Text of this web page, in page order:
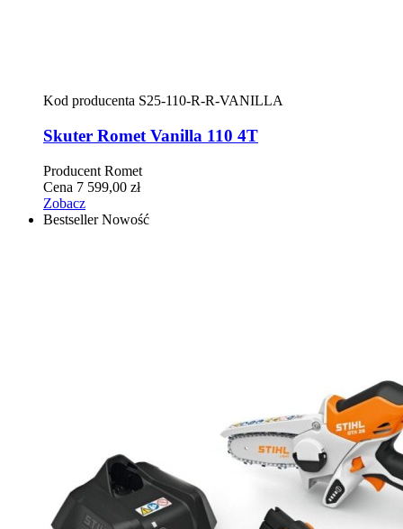
Kod producenta S25-110-R-R-VANILLA
Skuter Romet Vanilla 110 4T
Producent Romet
Cena 7 599,00 zł
Zobacz
BestsellerNowość